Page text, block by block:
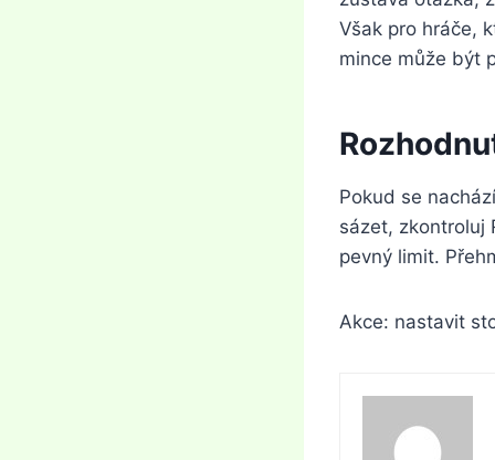
Však pro hráče,
mince může být
Pokud se
sázet, zkontroluj
pevný limit.
Akce: nastavit